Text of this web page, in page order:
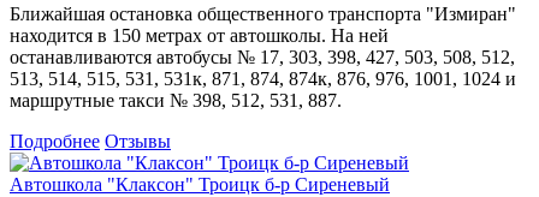
Ближайшая остановка общественного транспорта "Измиран"
находится в 150 метрах от автошколы. На ней
останавливаются автобусы № 17, 303, 398, 427, 503, 508, 512,
513, 514, 515, 531, 531к, 871, 874, 874к, 876, 976, 1001, 1024 и
маршрутные такси № 398, 512, 531, 887.
Подробнее Отзывы
Автошкола "Клаксон" Троицк б-р Сиреневый